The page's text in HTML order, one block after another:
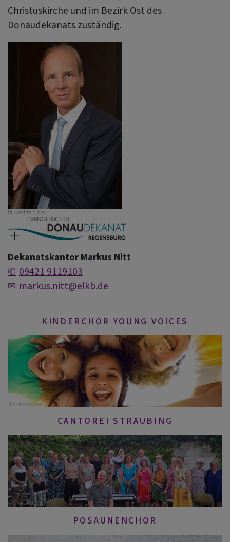
Christuskirche und im Bezirk Ost des
Donaudekanats zuständig.
Bildrechte privat
Dekanatskantor Markus Nitt
09421 9119103
markus.nitt@elkb.de
KINDERCHOR YOUNG VOICES
CANTOREI STRAUBING
POSAUNENCHOR